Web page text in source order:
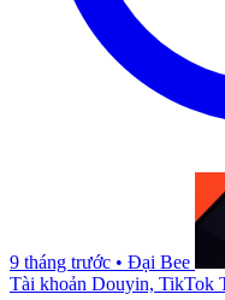
9 tháng trước • Đại Bee
Tài khoản Douyin, TikTok